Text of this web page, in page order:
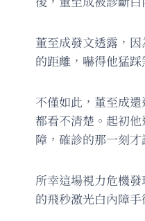
董至成發文透露，
的距離，嚇得他猛
不僅如此，董至成
都看不清楚。起初
障，確診的那一刻
所幸這場視力危機
的飛秒激光白內障手